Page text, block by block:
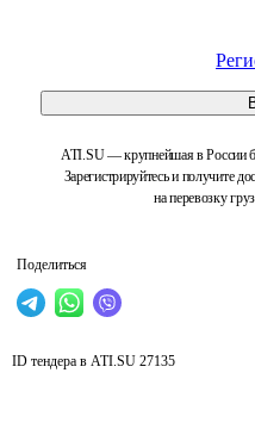
ATI.SU — крупнейшая в России
Зарегистрируйтесь и получите
на перевозку
Поделиться
ID тендера в ATI.SU 27135